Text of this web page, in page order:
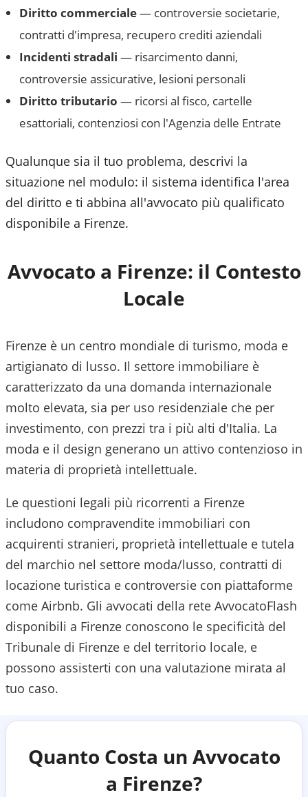
Diritto commerciale— controversie societarie,
contratti d'impresa, recupero crediti aziendali
Incidenti stradali — risarcimento danni,
controversie assicurative, lesioni personali
Diritto tributario — ricorsi al fisco, cartelle
esattoriali, contenziosi con l'Agenzia delle Entrate
Qualunque sia il tuo problema, descrivi la
situazione nel modulo: il sistema identifica l'area
del diritto e ti abbina all'avvocato più qualificato
disponibile a Firenze.
Avvocato a Firenze: il Contesto
Locale
Firenze è un centro mondiale di turismo, moda e
artigianato di lusso. Il settore immobiliare è
caratterizzato da una domanda internazionale
molto elevata, sia per uso residenziale che per
investimento, con prezzi tra i più alti d'Italia. La
moda e il design generano un attivo contenzioso in
materia di proprietà intellettuale.
Le questioni legali più ricorrenti a Firenze
includono compravendite immobiliari con
acquirenti stranieri, proprietà intellettuale e tutela
del marchio nel settore moda/lusso, contratti di
locazione turistica e controversie con piattaforme
come Airbnb. Gli avvocati della rete AvvocatoFlash
disponibili a Firenze conoscono le specificità del
Tribunale di Firenze e del territorio locale, e
possono assisterti con una valutazione mirata al
tuo caso.
Quanto Costa un Avvocato
a Firenze?